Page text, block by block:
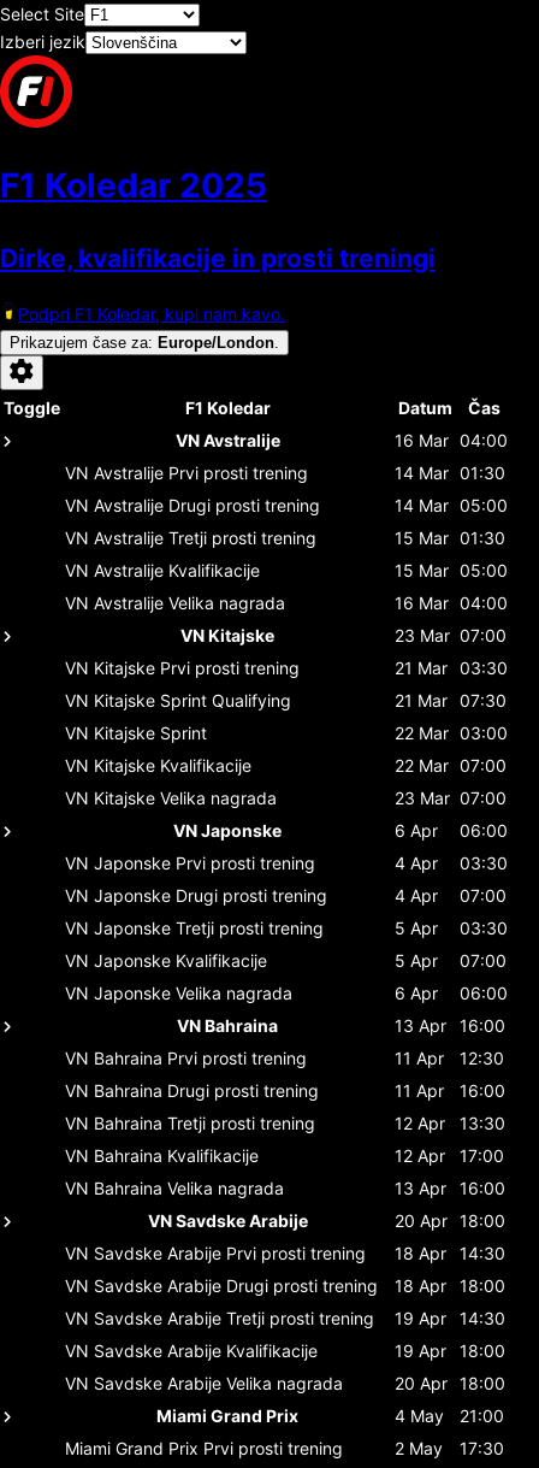
Select Site
Izberi jezik
F1 Koledar 2025
Dirke, kvalifikacije in prosti treningi
Podpri F1 Koledar, kupi nam kavo.
Prikazujem čase za: Europe/London
Toggle F1 Koledar Datum
Čas
VN Avstralije
16 Mar 04:00
VN Avstralije Prvi prosti trening 14 Mar 01:30
VN Avstralije Drugi prosti trening 14 Mar 05:00
VN Avstralije Tretji prosti trening 15 Mar 01:30
VN Avstralije Kvalifikacije 15 Mar 05:00
VN Avstralije Velika nagrada 16 Mar 04:00
VN Kitajske
23 Mar 07:00
VN Kitajske Prvi prosti trening 21 Mar 03:30
VN Kitajske Sprint Qualifying 21 Mar 07:30
VN Kitajske Sprint 22 Mar 03:00
VN Kitajske Kvalifikacije 22 Mar 07:00
VN Kitajske Velika nagrada 23 Mar 07:00
VN Japonske
6 Apr
06:00
VN Japonske Prvi prosti trening 4 Apr
03:30
VN Japonske Drugi prosti trening 4 Apr
07:00
VN Japonske Tretji prosti trening 5 Apr
03:30
VN Japonske Kvalifikacije 5 Apr
07:00
VN Japonske Velika nagrada 6 Apr
06:00
VN Bahraina
13 Apr
16:00
VN Bahraina Prvi prosti trening 11 Apr
12:30
VN Bahraina Drugi prosti trening 11 Apr
16:00
VN Bahraina Tretji prosti trening 12 Apr
13:30
VN Bahraina Kvalifikacije 12 Apr
17:00
VN Bahraina Velika nagrada 13 Apr
16:00
VN Savdske Arabije
20 Apr 18:00
VN Savdske Arabije Prvi prosti trening 18 Apr
14:30
VN Savdske Arabije Drugi prosti trening 18 Apr
18:00
VN Savdske Arabije Tretji prosti trening 19 Apr
14:30
VN Savdske Arabije Kvalifikacije 19 Apr
18:00
VN Savdske Arabije Velika nagrada 20 Apr 18:00
Miami Grand Prix
4 May
21:00
Miami Grand Prix Prvi prosti trening 2 May
17:30